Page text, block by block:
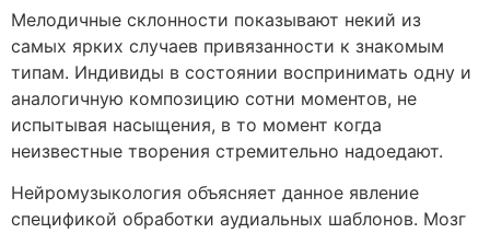
Мелодичные склонности показывают некий из
самых ярких случаев привязанности к знакомым
типам. Индивиды в состоянии воспринимать одну и
аналогичную композицию сотни моментов, не
испытывая насыщения, в то момент когда
неизвестные творения стремительно надоедают.
Нейромузыкология объясняет данное явление
спецификой обработки аудиальных шаблонов. Мозг